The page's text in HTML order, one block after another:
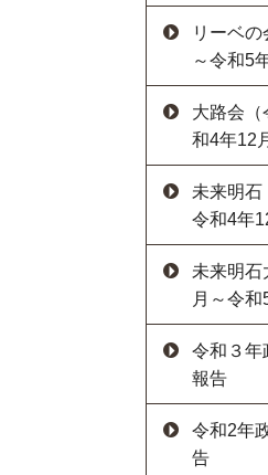
リーベの
～令和5
大路会（
和4年12
未来明石
令和4年
未来明石
月～令和
令和３年
報告
令和2年
告